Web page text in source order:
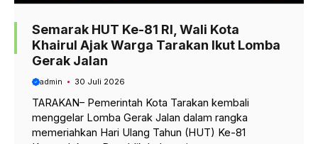
Semarak HUT Ke-81 RI, Wali Kota
Khairul Ajak Warga Tarakan Ikut Lomba
Gerak Jalan
admin 30 Juli 2026
TARAKAN– Pemerintah Kota Tarakan kembali
menggelar Lomba Gerak Jalan dalam rangka
memeriahkan Hari Ulang Tahun (HUT) Ke-81